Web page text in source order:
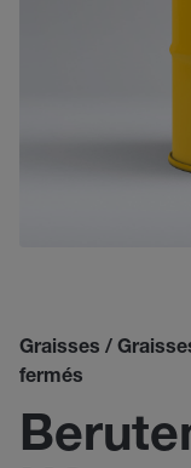
Graisses /
fermés